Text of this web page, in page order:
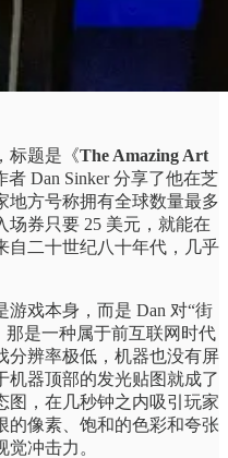
标题是《The Amazing Art
者 Dan Sinker 分享了他在芝
地方号称拥有全球数量最多
券只要 25 美元，就能在
自二十世纪八十年代，几乎
戏本身，而是 Dan 对“街
那是一种属于前互联网时代
分辨率极低，机器也没有屏
机器顶部的发光贴图就成了
，在几秒钟之内吸引玩家
的像素、饱和的色彩和夸张
冲击力。